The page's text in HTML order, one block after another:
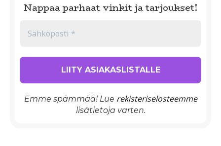
Nappaa parhaat vinkit ja tarjoukset!
Emme spämmää! Lue rekisteriselosteemme
lisätietoja varten.